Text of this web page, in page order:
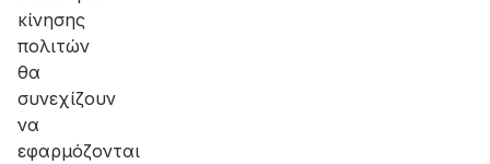
κίνησης
πολιτών
θα
συνεχίζουν
να
εφαρμόζονται